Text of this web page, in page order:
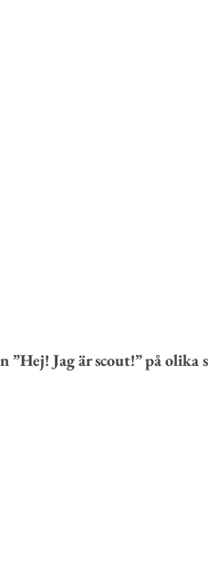
Jag är scout!” på olika